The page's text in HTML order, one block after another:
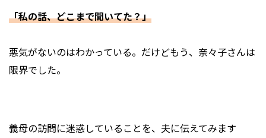
「私の話、どこまで聞いてた？」
悪気がないのはわかっている。だけどもう、奈々子さんは
限界でした。
義母の訪問に迷惑していることを、夫に伝えてみます